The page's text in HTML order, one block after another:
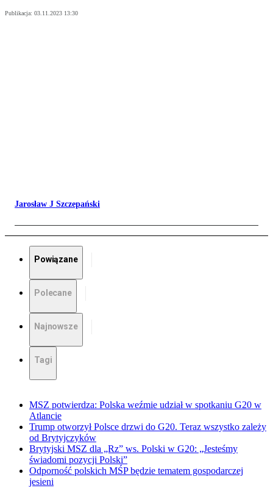
Publikacja: 03.11.2023 13:30
Jarosław J Szczepański
Powiązane
Polecane
Najnowsze
Tagi
MSZ potwierdza: Polska weźmie udział w spotkaniu G20 w
Atlancie
Trump otworzył Polsce drzwi do G20. Teraz wszystko zależy
od Brytyjczyków
Brytyjski MSZ dla „Rz” ws. Polski w G20: „Jesteśmy
świadomi pozycji Polski”
Odporność polskich MŚP będzie tematem gospodarczej
jesieni